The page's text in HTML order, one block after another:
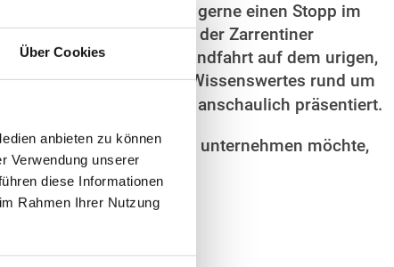
Über Cookies
anbieten zu können
Verwendung unserer
diese Informationen
Rahmen Ihrer Nutzung
können Sie auch gerne einen Stopp im
landschaftlichen Reiz der Zarrentiner
Sie eine E-Boot-Rundfahrt auf dem urigen,
in der Natur erwarten. Wissenswertes rund um
anschaulich präsentiert.
Biosphärenreservats unternehmen möchte,